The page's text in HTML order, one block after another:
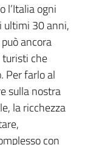
l’Italia ogni
ultimi 30 anni,
ancora
che
Per farlo al
sulla nostra
la ricchezza
con